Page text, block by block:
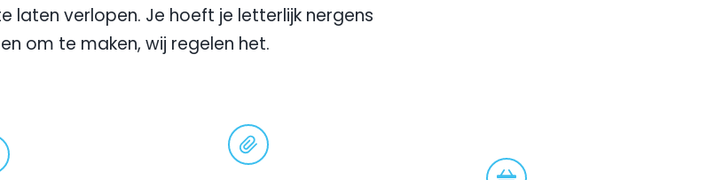
laten verlopen. Je hoeft je letterlijk nergens
om te maken, wij regelen het.